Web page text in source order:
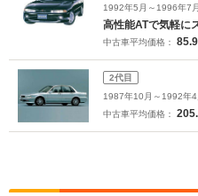
1992年5月～1996年7
高性能ATで気軽に
中古車平均価格： 85.9
2代目
1987年10月～1992年4
中古車平均価格：